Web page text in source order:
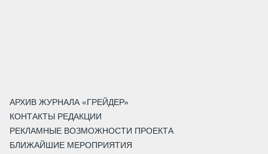
АРХИВ ЖУРНАЛА «ГРЕЙДЕР»
КОНТАКТЫ РЕДАКЦИИ
РЕКЛАМНЫЕ ВОЗМОЖНОСТИ ПРОЕКТА
БЛИЖАЙШИЕ МЕРОПРИЯТИЯ